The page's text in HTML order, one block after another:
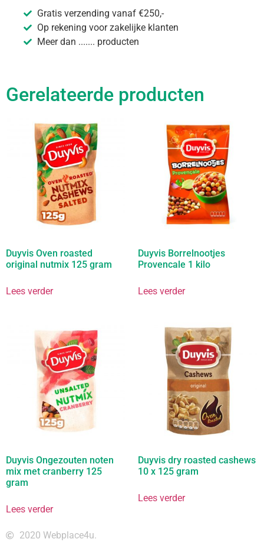
Gratis verzending vanaf €250,-
Op rekening voor zakelijke klanten
Meer dan ....... producten
Gerelateerde producten
Duyvis Oven roasted
original nutmix 125 gram
Lees verder
Duyvis Borrelnootjes
Provencale 1 kilo
Lees verder
Duyvis Ongezouten noten
mix met cranberry 125
gram
Lees verder
Duyvis dry roasted cashews
10 x 125 gram
Lees verder
2020 Webplace4u.